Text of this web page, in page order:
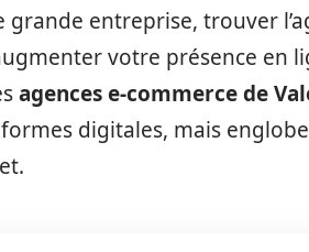
entreprise, trouver
votre présence en
agences e-commerce de
digitales, mais